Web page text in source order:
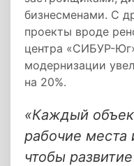
бизнесменами. С
проекты вроде
центра «СИБУР-
модернизации
на 20%.
«Каждый
рабочие места
чтобы